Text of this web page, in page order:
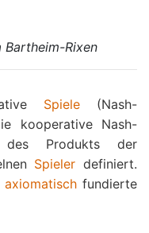
Bartheim-Rixen
Spiele (Nash-
kooperative Nash-
Produkts der
Spieler definiert.
axiomatischfundierte